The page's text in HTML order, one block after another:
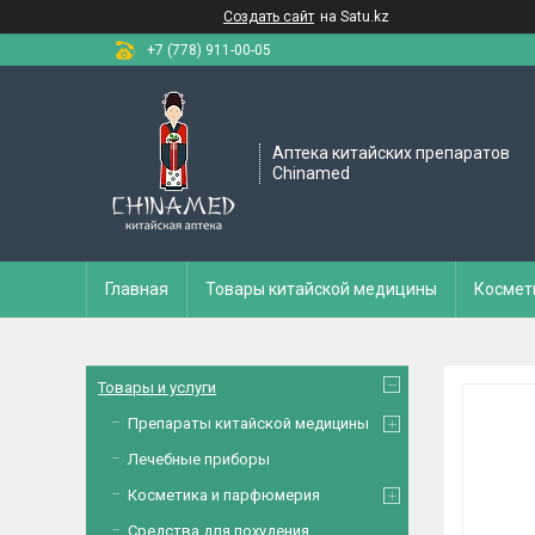
Создать сайт на Satu.kz
+7 (778) 911-00-05
Аптека китайских препаратов
Chinamed
Главная Товары китайской медицины
Товары и услуги
Препараты китайской медицины
Лечебные приборы
Косметика и парфюмерия
Средства для похудения